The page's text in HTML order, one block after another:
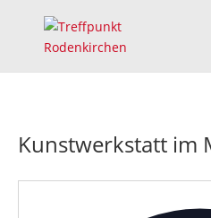
Kunstwerkstatt im